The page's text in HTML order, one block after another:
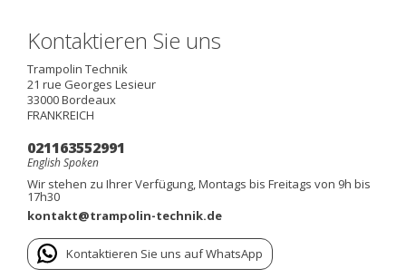
Kontaktieren Sie uns
Trampolin Technik
21 rue Georges Lesieur
33000Bordeaux
FRANKREICH
021163552991
English Spoken
Wir stehen zu Ihrer Verfügung, Montags bis Freitags von 9h bis
17h30
kontakt@trampolin-technik.de
Kontaktieren Sie uns auf WhatsApp